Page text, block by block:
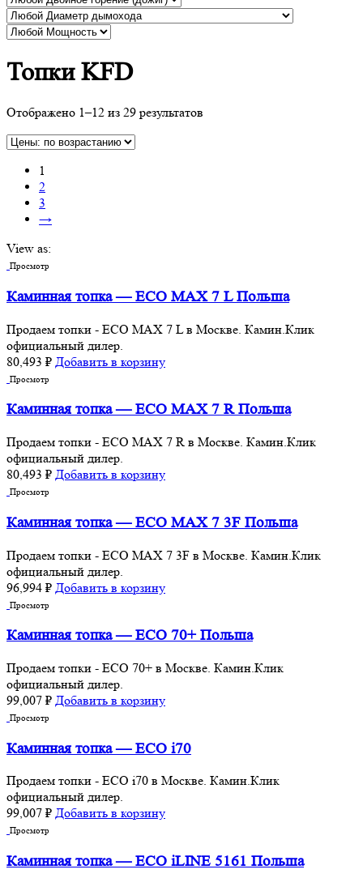
Топки KFD
Отображено 1–12 из 29 результатов
1
2
3
→
View as:
Просмотр
Каминная топка — ECO MAX 7 L Польша
Продаем топки - ECO MAX 7 L в Москве. Камин.Клик
официальный дилер.
80,493 ₽ Добавить в корзину
Просмотр
Каминная топка — ECO MAX 7 R Польша
Продаем топки - ECO MAX 7 R в Москве. Камин.Клик
официальный дилер.
80,493 ₽ Добавить в корзину
Просмотр
Каминная топка — ECO MAX 7 3F Польша
Продаем топки - ECO MAX 7 3F в Москве. Камин.Клик
официальный дилер.
96,994 ₽ Добавить в корзину
Просмотр
Каминная топка — ECO 70+ Польша
Продаем топки - ECO 70+ в Москве. Камин.Клик
официальный дилер.
99,007 ₽ Добавить в корзину
Просмотр
Каминная топка — ECO i70
Продаем топки - ECO i70 в Москве. Камин.Клик
официальный дилер.
99,007 ₽ Добавить в корзину
Просмотр
Каминная топка — ECO iLINE 5161 Польша